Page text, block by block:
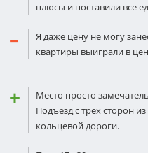
плюсы и поставили все
Я даже цену не могу
квартиры выиграли в
Место просто
Подъезд с трёх сторон
кольцевой дороги.